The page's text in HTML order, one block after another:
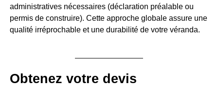
administratives nécessaires (déclaration préalable ou
permis de construire). Cette approche globale assure une
qualité irréprochable et une durabilité de votre véranda.
Obtenez votre devis